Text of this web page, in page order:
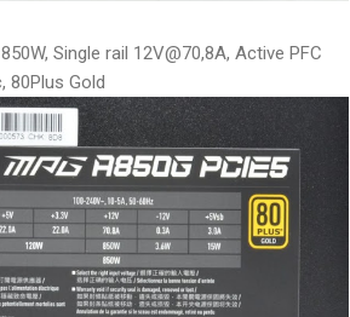
Single rail 12V@70,8A, Active PFC
80Plus Gold